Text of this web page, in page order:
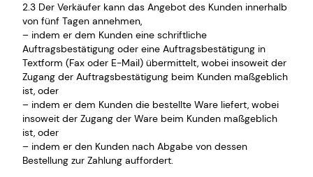
2.3 Der Verkäufer kann das Angebot des Kunden innerhalb
von fünf Tagen annehmen,
– indem er dem Kunden eine schriftliche
Auftragsbestätigung oder eine Auftragsbestätigung in
Textform (Fax oder E-Mail) übermittelt, wobei insoweit der
Zugang der Auftragsbestätigung beim Kunden maßgeblich
ist, oder
– indem er dem Kunden die bestellte Ware liefert, wobei
insoweit der Zugang der Ware beim Kunden maßgeblich
ist, oder
– indem er den Kunden nach Abgabe von dessen
Bestellung zur Zahlung auffordert.